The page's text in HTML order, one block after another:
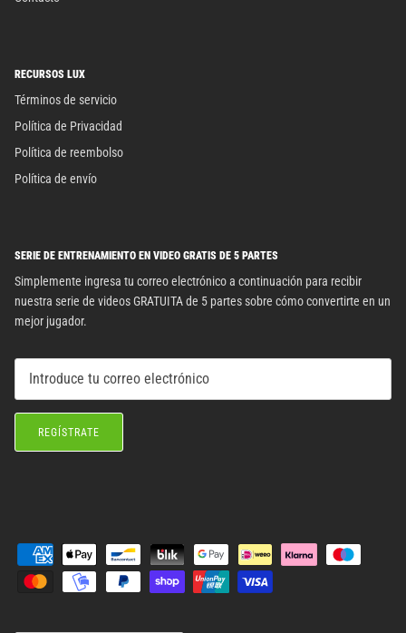
RECURSOS LUX
Términos de servicio
Política de Privacidad
Política de reembolso
Política de envío
SERIE DE ENTRENAMIENTO EN VIDEO GRATIS DE 5 PARTES
Simplemente ingresa tu correo electrónico a continuación para recibir
nuestra serie de videos GRATUITA de 5 partes sobre cómo convertirte en un
mejor jugador.
REGÍSTRATE